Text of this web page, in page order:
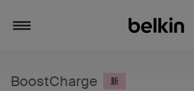
BoostCharge 新